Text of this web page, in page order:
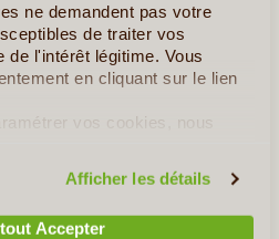
ne demandent pas votre
de traiter vos
de l'intérêt légitime. Vous
en cliquant sur le lien
vos cookies, nous
Afficher les détails
Accepter
prisée, la Birmanie a en effet
Riche d’un patrimoine
ce pays récemment ouvert
saura sans aucun doute vous
≻
Pagodes d'Or